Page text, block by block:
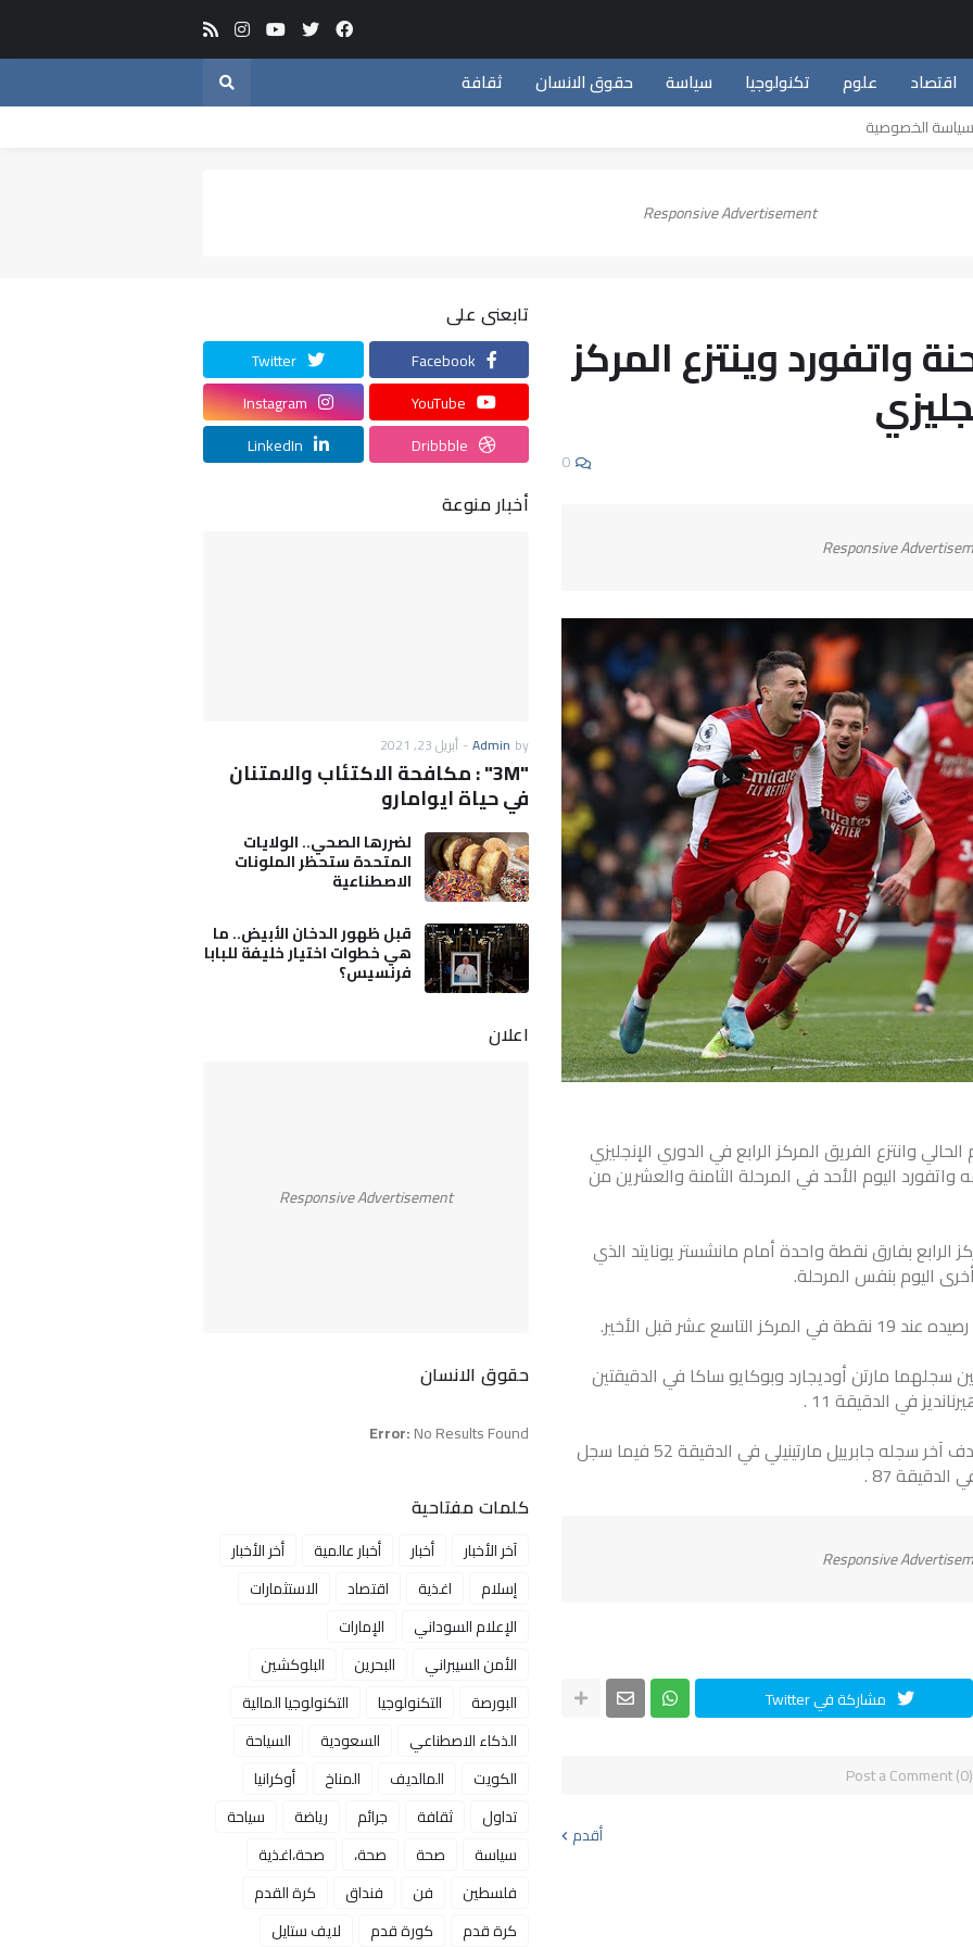
اقتصاد علوم تكنولوجيا سياسة حقوق الانسان ثقافة
سياسة الخصوصية
Responsive Advertisement
واتفورد وينتزع المركز
0
Responsive
وانتزع الفريق المركز الرابع في الدوري الإنجليزي
الثمين 3 / 2 على مضيفه واتفورد اليوم الأحد في المرحلة الثامنة والعشرين من
48 نقطة في المركز الرابع بفارق نقطة واحدة أمام مانشستر يونايتد الذي
اليوم بنفس المرحلة.
عشر قبل الأخير.
سجلهما مارتن أوديجارد وبوكايو ساكا في الدقيقتين
وفي الشوط الثاني ، عزز أرسنال انتصاره بهدف آخر سجله جابرييل مارتينيلي في الدقيقة 52 فيما سجل
87 .
Responsive
مشاركة في Twitter
Post a Comment (0)
أقدم
تابعنى على
Facebook
Twitter
YouTube
Instagram
Dribbble
LinkedIn
أخبار منوعة
by
Admin
- أبريل 23, 2021
"3M" : مكافحة الاكتئاب والامتنان
في حياة ايوامارو
لضررها الصحي.. الولايات
المتحدة ستحظر الملونات
الاصطناعية
قبل ظهور الدخان الأبيض.. ما
هي خطوات اختيار خليفة للبابا
فرنسيس؟
اعلان
Responsive Advertisement
حقوق الانسان
Error:No Results Found
كلمات مفتاحية
آخر الأخبار أخبار أخبار عالمية
أخر الأخبار
إسلام
اغذية اقتصاد
الاستثمارات
الإعلام السوداني
الإمارات
الأمن السيبراني
البحرين
البلوكشين
البورصة
التكنولوجيا
التكنولوجيا المالية
الذكاء الاصطناعي
السعودية
السياحة
الكويت
المالديف المناخ
أوكرانيا
تداول
ثقافة جرائم رياضة
سياحة
سياسة
صحة صحة،
صحة،اغذية
فلسطين
فن فنداق
كرة القدم
كرة قدم
كورة قدم لايف ستايل